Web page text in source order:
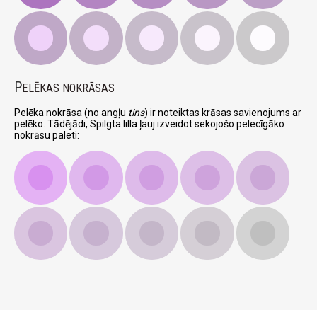
PELĒKAS NOKRĀSAS
Pelēka nokrāsa (no angļu tins) ir noteiktas krāsas savienojums ar
pelēko. Tādējādi, Spilgta lilla ļauj izveidot sekojošo pelecīgāko
nokrāsu paleti: